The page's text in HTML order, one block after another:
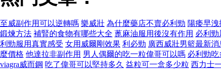
至威副作用可以逆轉嗎 樂威壯 為什麼藥店不賣必利勁 陽痿早
鍛煉方法 補腎的食物有哪些大全 蓖麻油服用後沒有作用 必利
利勁服用真實感受 女用威爾剛效果 利必勁 廣西威壯男籃最新消
麼價格 他達拉非副作用 男人偶爾的吃一粒偉哥可以嗎 必利勁
viagra威而鋼 吃了偉哥可以堅持多久 益粒可一盒多少粒 西力士